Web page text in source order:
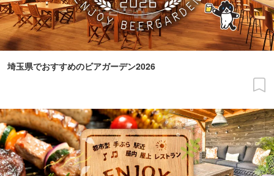
埼玉県でおすすめのビアガーデン2026